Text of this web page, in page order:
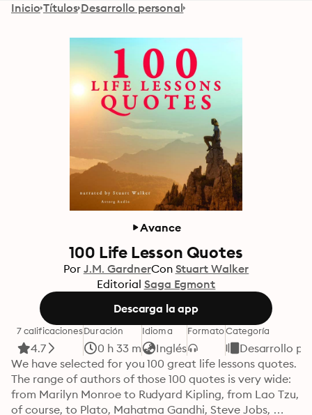
Inicio Títulos Desarrollo personal
Avance
100 Life Lesson Quotes
Por J.M. GardnerCon Stuart Walker
Editorial Saga Egmont
Descarga la app
7 calificaciones
4.7
Duración
0 h 33 m
Idioma
Inglés
FormatoCategoría
Desarrollo
We have selected for you 100 great life lessons quotes.
The range of authors of those 100 quotes is very wide:
from Marilyn Monroe to Rudyard Kipling, from Lao Tzu,
of course, to Plato, Mahatma Gandhi, Steve Jobs,